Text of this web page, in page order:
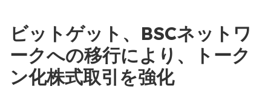
ビットゲット、BSCネットワ
ークへの移行により、トーク
ン化株式取引を強化